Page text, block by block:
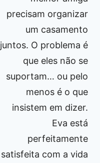
precisam organizar
um casamento
juntos. O problema é
que eles não se
suportam… ou pelo
menos é o que
insistem em dizer.
Eva está
perfeitamente
satisfeita com a vida